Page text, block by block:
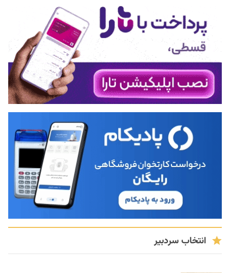
انتخاب سردبیر